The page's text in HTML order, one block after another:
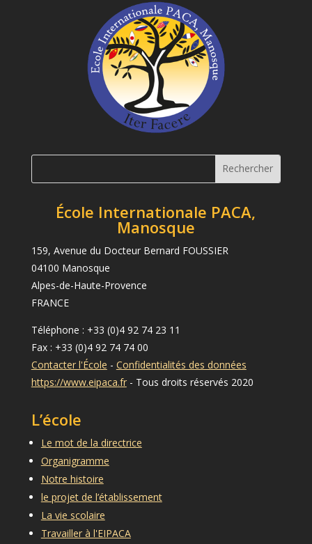
École Internationale PACA,
Manosque
159, Avenue du Docteur Bernard FOUSSIER
04100 Manosque
Alpes-de-Haute-Provence
FRANCE
Téléphone : +33 (0)4 92 74 23 11
Fax : +33 (0)4 92 74 74 00
Contacter l'École - Confidentialités des données
https://www.eipaca.fr- Tous droits réservés 2020
L’école
Le mot de la directrice
Organigramme
Notre histoire
le projet de l’établissement
La vie scolaire
Travailler à l'EIPACA